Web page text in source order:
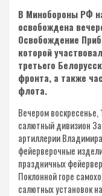
В Минобороны РФ
освобождена
Освобождение
которой
третьего
фронта, а также
флота.
Вечером
салютный дивизион
артиллерии
фейерверочные
праздничных
Поклонной горе
салютных установок